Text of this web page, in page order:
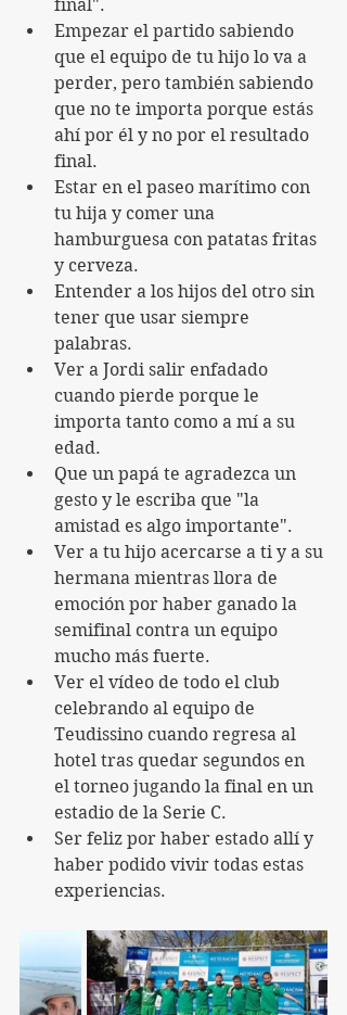
final".
Empezar el partido sabiendo
que el equipo de tu hijo lo va a
perder, pero también sabiendo
que no te importa porque estás
ahí por él y no por el resultado
final.
Estar en el paseo marítimo con
tu hija y comer una
hamburguesa con patatas fritas
y cerveza.
Entender a los hijos del otro sin
tener que usar siempre
palabras.
Ver a Jordi salir enfadado
cuando pierde porque le
importa tanto como a mí a su
edad.
Que un papá te agradezca un
gesto y le escriba que "la
amistad es algo importante".
Ver a tu hijo acercarse a ti y a su
hermana mientras llora de
emoción por haber ganado la
semifinal contra un equipo
mucho más fuerte.
Ver el vídeo de todo el club
celebrando al equipo de
Teudissino cuando regresa al
hotel tras quedar segundos en
el torneo jugando la final en un
estadio de la Serie C.
Ser feliz por haber estado allí y
haber podido vivir todas estas
experiencias.